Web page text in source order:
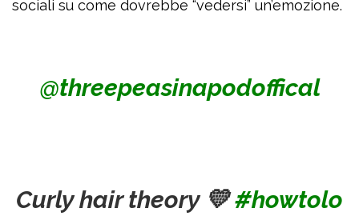
sociali su come dovrebbe “vedersi” un’emozione.
@threepeasinapodoffical
Curly hair theory 💛#howtolo